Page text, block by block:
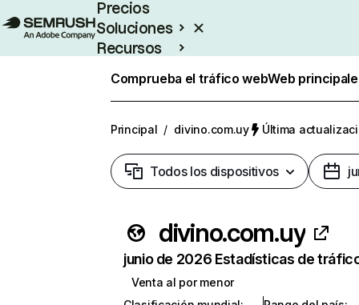
Precios
Soluciones
Recursos
Comprueba el tráfico webWeb
Principal / divino.com.uy Última
Todos los dispositivos
divino.com.uy
junio de 2026 Estadísticas de
Venta al por menor